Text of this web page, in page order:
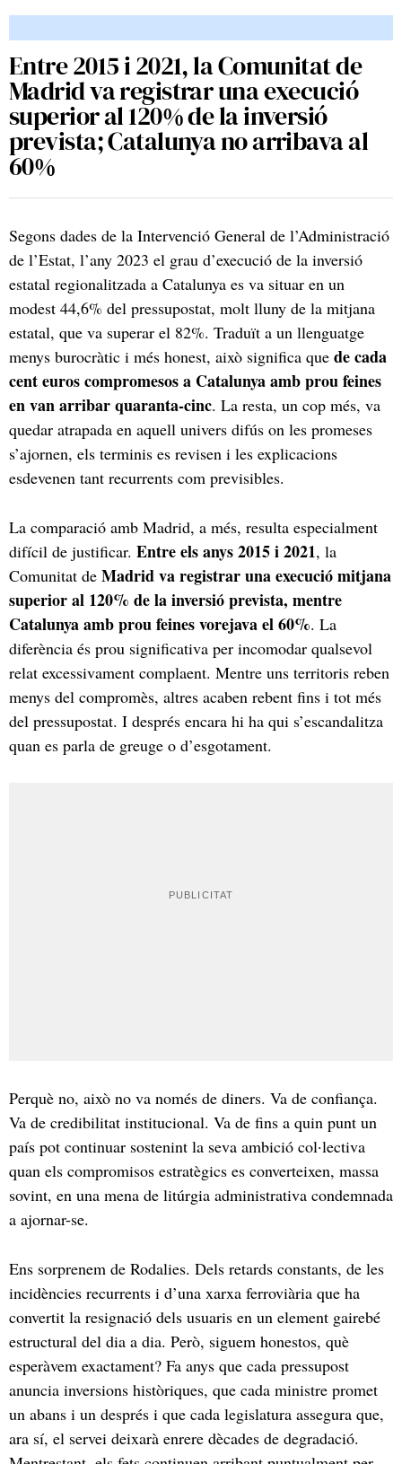
Entre 2015 i 2021, la Comunitat de
Madrid va registrar una execució
superior al 120% de la inversió
prevista; Catalunya no arribava al
60%
Segons dades de la Intervenció General de l’Administració
de l’Estat, l’any 2023 el grau d’execució de la inversió
estatal regionalitzada a Catalunya es va situar en un
modest 44,6% del pressupostat, molt lluny de la mitjana
estatal, que va superar el 82%. Traduït a un llenguatge
menys burocràtic i més honest, això significa que de cada
cent euros compromesos a Catalunya amb prou feines
en van arribar quaranta-cinc. La resta, un cop més, va
quedar atrapada en aquell univers difús on les promeses
s’ajornen, els terminis es revisen i les explicacions
esdevenen tant recurrents com previsibles.
La comparació amb Madrid, a més, resulta especialment
difícil de justificar. Entre els anys 2015 i 2021, la
Comunitat de Madrid va registrar una execució mitjana
superior al 120% de la inversió prevista, mentre
Catalunya amb prou feines vorejava el 60%. La
diferència és prou significativa per incomodar qualsevol
relat excessivament complaent. Mentre uns territoris reben
menys del compromès, altres acaben rebent fins i tot més
del pressupostat. I després encara hi ha qui s’escandalitza
quan es parla de greuge o d’esgotament.
Perquè no, això no va només de diners. Va de confiança.
Va de credibilitat institucional. Va de fins a quin punt un
país pot continuar sostenint la seva ambició col·lectiva
quan els compromisos estratègics es converteixen, massa
sovint, en una mena de litúrgia administrativa condemnada
a ajornar-se.
Ens sorprenem de Rodalies. Dels retards constants, de les
incidències recurrents i d’una xarxa ferroviària que ha
convertit la resignació dels usuaris en un element gairebé
estructural del dia a dia. Però, siguem honestos, què
esperàvem exactament? Fa anys que cada pressupost
anuncia inversions històriques, que cada ministre promet
un abans i un després i que cada legislatura assegura que,
ara sí, el servei deixarà enrere dècades de degradació.